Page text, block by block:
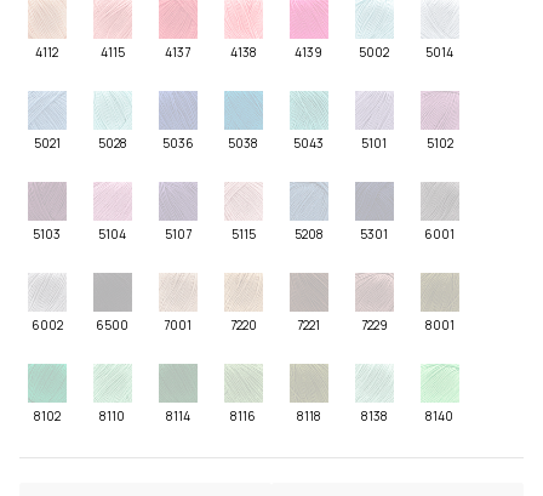
4112 4115 4137 4138 4139 5002 5014
5021 5028 5036 5038 5043 5101 5102
5103 5104 5107 5115 5208 5301 6001
6002 6500 7001 7220 7221 7229 8001
8102 8110 8114 8116 8118 8138 8140